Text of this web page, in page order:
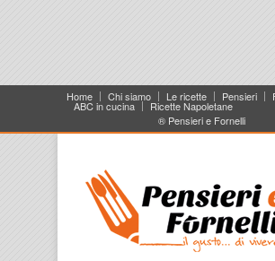
Home Chi siamo Le ricette Pensieri
ABC in cucina
Ricette Napoletane
® Pensieri e Fornelli